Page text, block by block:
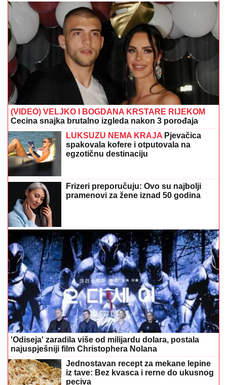
(VIDEO) VELJKO I BOGDANA KRSTARE RIJEKOM
Cecina snajka brutalno izgleda nakon 3 porođaja
LUKSUZU NEMA KRAJAPjevačica
spakovala kofere i otputovala na
egzotičnu destinaciju
Frizeri preporučuju: Ovo su najbolji
'Odiseja' zaradila više od milijardu dolara, postala
najuspješniji film Christophera Nolana
Jednostavan recept za mekane lepine
iz tave: Bez kvasca i rerne do ukusnog
peciva